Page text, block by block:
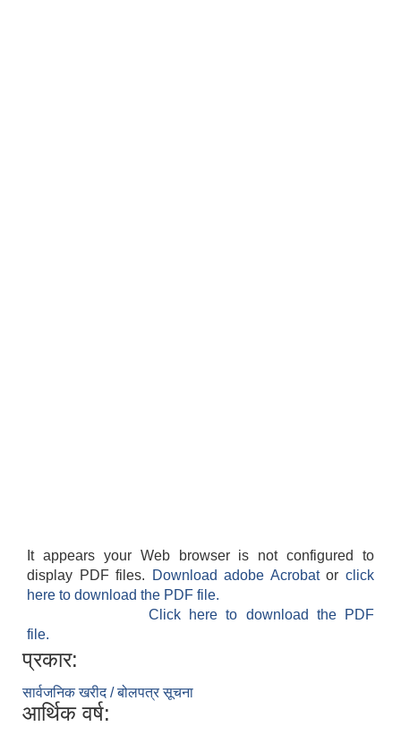
It appears your Web browser is not configured to
display PDF files.
Download adobe Acrobatorclick
here to download the PDF file.
Click here to download the PDF
file.
प्रकार:
सार्वजनिक खरीद / बोलपत्र सूचना
आर्थिक वर्ष: